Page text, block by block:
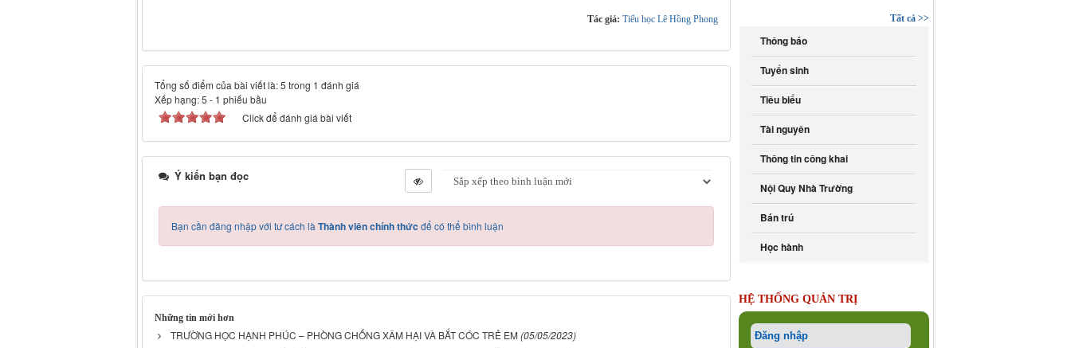
Tác giả: Tiểu học Lê Hồng Phong
Tổng số điểm của bài viết là: 5 trong 1 đánh giá
Xếp hạng:5 - 1 phiếu bầu
Click để đánh giá bài viết
Ý kiến bạn đọc
Bạn cần đăng nhập với tư cách là Thành viên chính thứcđể có thể bình luận
Những tin mới hơn
TRƯỜNG HỌC HẠNH PHÚC – PHÒNG CHỐNG XÂM HẠI VÀ BẮT CÓC TRẺ EM(05/05/2023)
Tất cả >>
Thông báo
Tuyển sinh
Tiêu biểu
Tài nguyên
Thông tin công khai
Nội Quy Nhà Trường
Bán trú
Học hành
HỆ THỐNG QUẢN TRỊ
Đăng nhập